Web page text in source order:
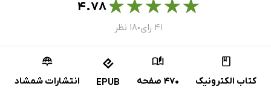
★
★
★
★
★۴.۷۸
۴۱ رای ● ۱۸ نظر
کتاب الکترونیک 470 صفحه EPUB انتشارات شمشاد